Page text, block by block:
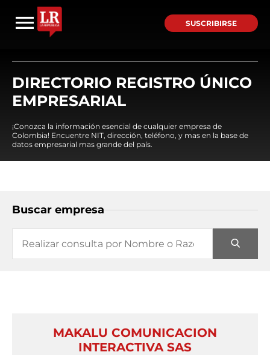
SUSCRIBIRSE
DIRECTORIO REGISTRO ÚNICO
EMPRESARIAL
¡Conozca la información esencial de cualquier empresa de
Colombia! Encuentre NIT, dirección, teléfono, y mas en la base de
datos empresarial mas grande del país.
Buscar empresa
MAKALU COMUNICACION
INTERACTIVA SAS